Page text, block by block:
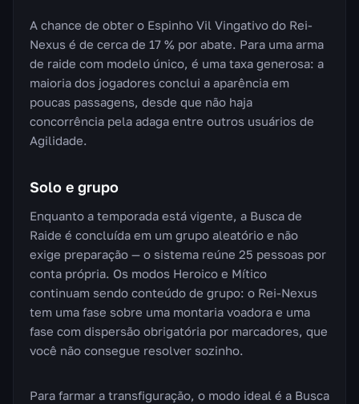
A chance de obter o Espinho Vil Vingativo do Rei-
Nexus é de cerca de 17 % por abate. Para uma arma
de raide com modelo único, é uma taxa generosa: a
maioria dos jogadores conclui a aparência em
poucas passagens, desde que não haja
concorrência pela adaga entre outros usuários de
Agilidade.
Solo e grupo
Enquanto a temporada está vigente, a Busca de
Raide é concluída em um grupo aleatório e não
exige preparação — o sistema reúne 25 pessoas por
conta própria. Os modos Heroico e Mítico
continuam sendo conteúdo de grupo: o Rei-Nexus
tem uma fase sobre uma montaria voadora e uma
fase com dispersão obrigatória por marcadores, que
você não consegue resolver sozinho.
Para farmar a transfiguração, o modo ideal é a Busca